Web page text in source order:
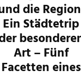
die
Ein Städtetrip
Art – Fünf
Facetten eines